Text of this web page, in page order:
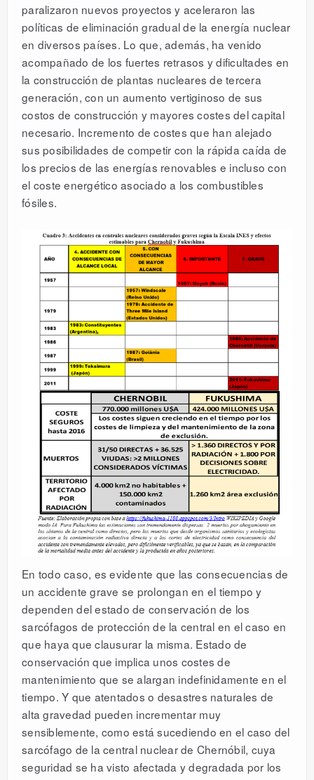
paralizaron nuevos proyectos y aceleraron las
políticas de eliminación gradual de la energía nuclear
en diversos países. Lo que, además, ha venido
acompañado de los fuertes retrasos y dificultades en
la construcción de plantas nucleares de tercera
generación, con un aumento vertiginoso de sus
costos de construcción y mayores costes del capital
necesario. Incremento de costes que han alejado
sus posibilidades de competir con la rápida caída de
los precios de las energías renovables e incluso con
el coste energético asociado a los combustibles
fósiles.
En todo caso, es evidente que las consecuencias de
un accidente grave se prolongan en el tiempo y
dependen del estado de conservación de los
sarcófagos de protección de la central en el caso en
que haya que clausurar la misma. Estado de
conservación que implica unos costes de
mantenimiento que se alargan indefinidamente en el
tiempo. Y que atentados o desastres naturales de
alta gravedad pueden incrementar muy
sensiblemente, como está sucediendo en el caso del
sarcófago de la central nuclear de Chernóbil, cuya
seguridad se ha visto afectada y degradada por los